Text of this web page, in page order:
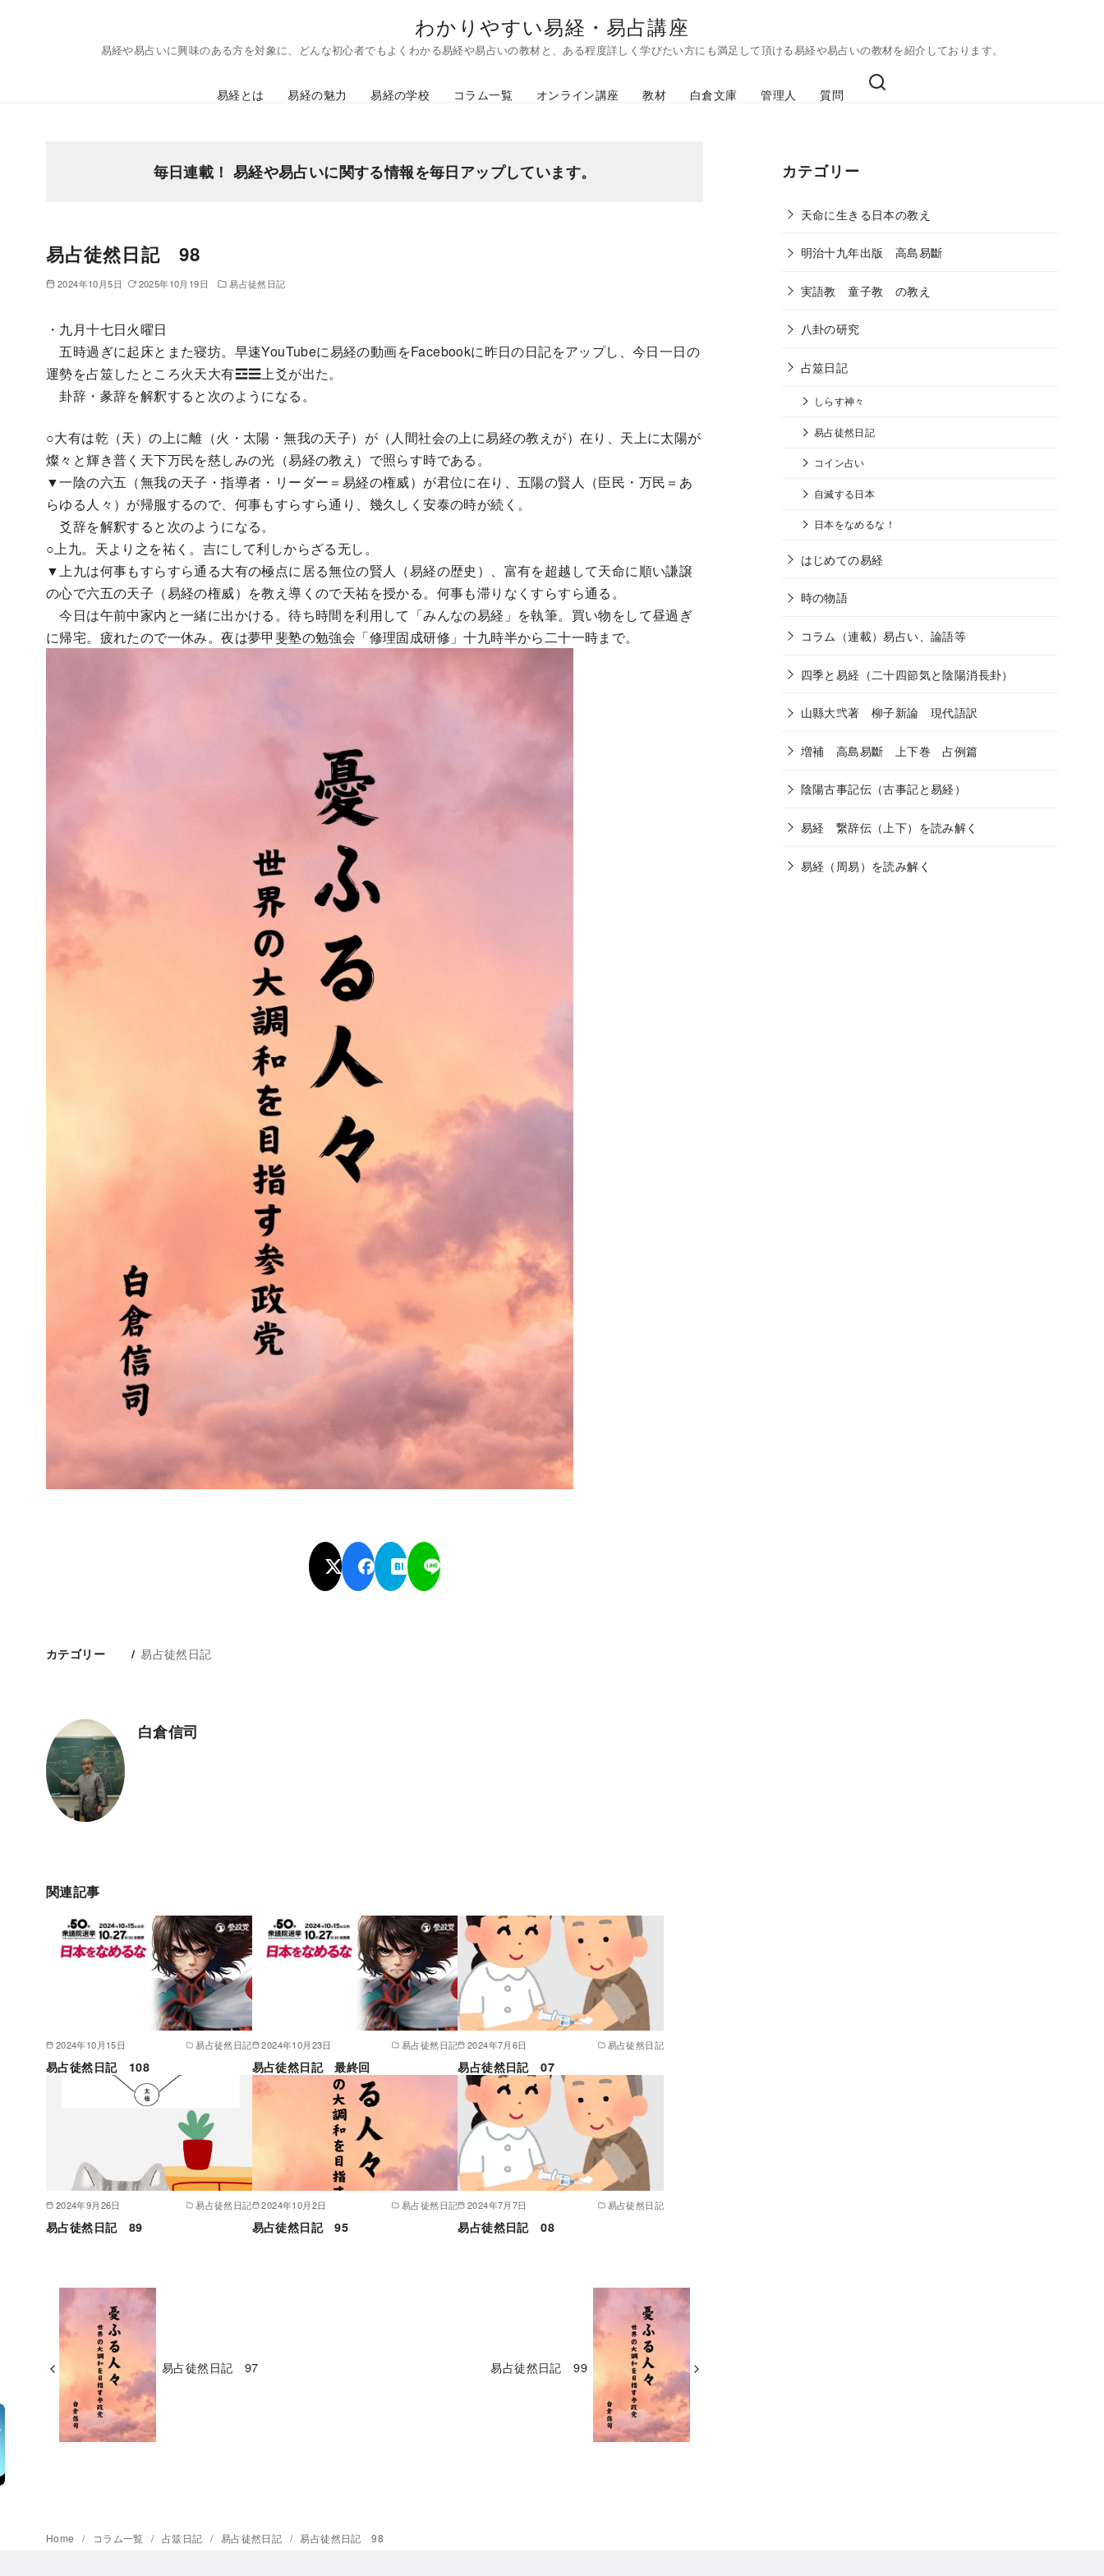
わかりやすい易経・易占講座
易経や易占いに興味のある方を対象に、どんな初心者でもよくわかる易経や易占いの教材と、ある程度詳しく学びたい方にも満足して頂ける易経や易占いの教材を紹介しております。
易経とは 易経の魅力 易経の学校 コラム一覧 オンライン講座 教材 白倉文庫 管理人 質問
毎日連載！ 易経や易占いに関する情報を毎日アップしています。
易占徒然日記 98
2024年10月5日 2025年10月19日 易占徒然日記
・九月十七日火曜日
五時過ぎに起床とまた寝坊。早速YouTubeに易経の動画をFacebookに昨日の日記をアップし、今日一日の
運勢を占筮したところ火天大有☲☰上爻が出た。
卦辞・彖辞を解釈すると次のようになる。
○大有は乾（天）の上に離（火・太陽・無我の天子）が（人間社会の上に易経の教えが）在り、天上に太陽が
燦々と輝き普く天下万民を慈しみの光（易経の教え）で照らす時である。
▼一陰の六五（無我の天子・指導者・リーダー＝易経の権威）が君位に在り、五陽の賢人（臣民・万民＝あ
らゆる人々）が帰服するので、何事もすらすら通り、幾久しく安泰の時が続く。
爻辞を解釈すると次のようになる。
○上九。天より之を祐く。吉にして利しからざる无し。
▼上九は何事もすらすら通る大有の極点に居る無位の賢人（易経の歴史）、富有を超越して天命に順い謙譲
の心で六五の天子（易経の権威）を教え導くので天祐を授かる。何事も滞りなくすらすら通る。
今日は午前中家内と一緒に出かける。待ち時間を利用して「みんなの易経」を執筆。買い物をして昼過ぎ
に帰宅。疲れたので一休み。夜は夢甲斐塾の勉強会「修理固成研修」十九時半から二十一時まで。
カテゴリー 易占徒然日記
白倉信司
関連記事
2024年10月15日 易占徒然日記
易占徒然日記 108
2024年10月23日 易占徒然日記
易占徒然日記 最終回
2024年7月6日 易占徒然日記
易占徒然日記 07
2024年9月26日 易占徒然日記
易占徒然日記 89
2024年10月2日 易占徒然日記
易占徒然日記 95
2024年7月7日 易占徒然日記
易占徒然日記 08
易占徒然日記 97 易占徒然日記 99
カテゴリー
天命に生きる日本の教え
明治十九年出版 高島易斷
実語教 童子教 の教え
八卦の研究
占筮日記
しらす神々
易占徒然日記
コイン占い
自滅する日本
日本をなめるな！
はじめての易経
時の物語
コラム（連載）易占い、論語等
四季と易経（二十四節気と陰陽消長卦）
山縣大弐著 柳子新論 現代語訳
増補 高島易斷 上下巻 占例篇
陰陽古事記伝（古事記と易経）
易経 繋辞伝（上下）を読み解く
易経（周易）を読み解く
Home コラム一覧 占筮日記 易占徒然日記 易占徒然日記 98